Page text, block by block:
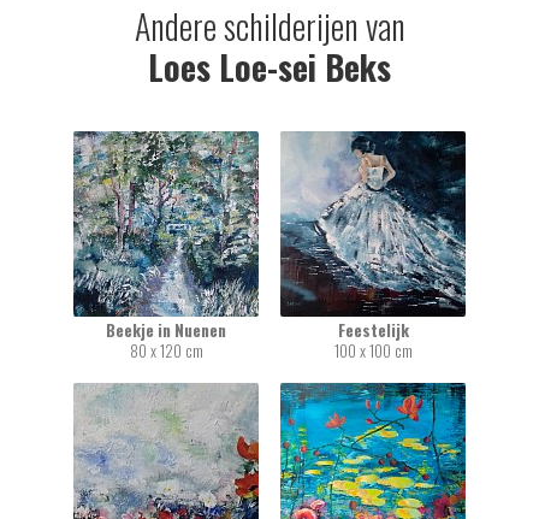
Andere schilderijen van
Loes Loe-sei Beks
Beekje in Nuenen
80 x 120 cm
Feestelijk
100 x 100 cm